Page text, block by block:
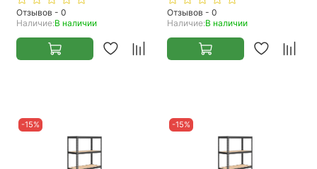
Отзывов - 0
Наличие:В наличии
Отзывов - 0
Наличие:В наличии
-15% -15%